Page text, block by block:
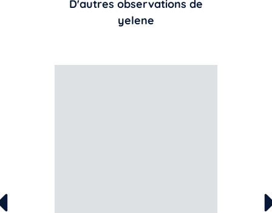
D'autres observations de
yelene